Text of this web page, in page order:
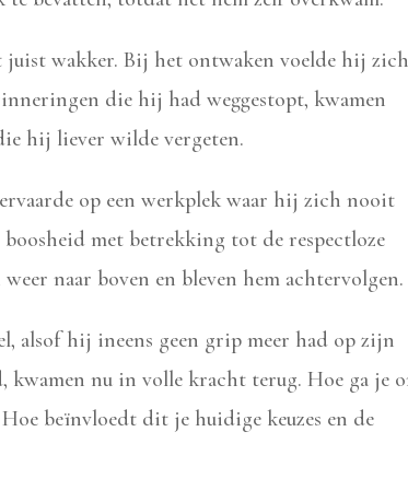
wakker. Bij het ontwaken voelde hij
die hij had weggestopt, kwamen
hij liever wilde vergeten.
op een werkplek waar hij zich nooit
met betrekking tot de respectloze
naar boven en bleven hem achtervolgen.
alsof hij ineens geen grip meer had op zijn
kwamen nu in volle kracht terug. Hoe ga je
beïnvloedt dit je huidige keuzes en de